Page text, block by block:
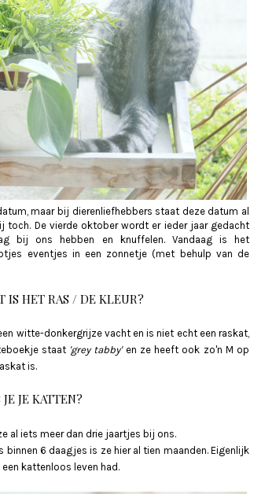
maar bij dierenliefhebbers staat deze datum al
toch. De vierde oktober wordt er ieder jaar gedacht
bij ons hebben en knuffelen. Vandaag is het
eventjes in een zonnetje (met behulp van de
IS HET RAS / DE KLEUR?
witte-donkergrijze vacht en is niet echt een raskat,
staat 'grey tabby'en ze heeft ook zo'n M op
is.
JE KATTEN?
al iets meer dan drie jaartjes bij ons.
6 daagjes is ze hier al tien maanden. Eigenlijk
kattenloos leven had.